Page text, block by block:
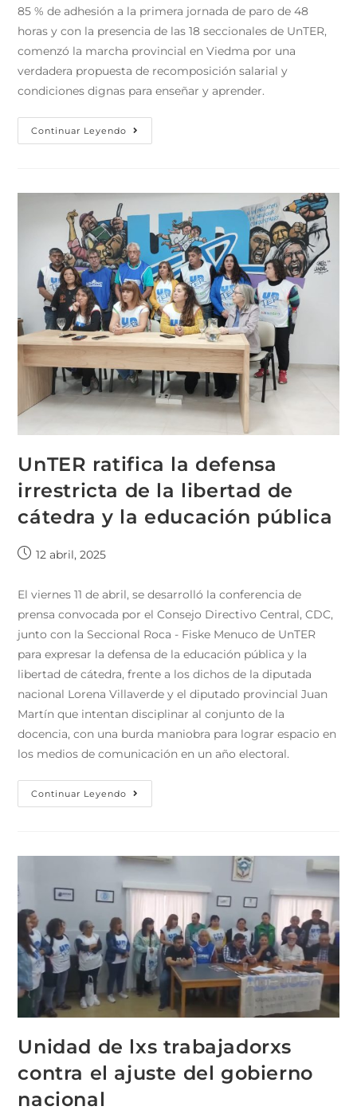
85 % de adhesión a la primera jornada de paro de 48
horas y con la presencia de las 18 seccionales de UnTER,
comenzó la marcha provincial en Viedma por una
verdadera propuesta de recomposición salarial y
condiciones dignas para enseñar y aprender.
Continuar Leyendo
UnTER ratifica la defensa
irrestricta de la libertad de
cátedra y la educación pública
12 abril, 2025
El viernes 11 de abril, se desarrolló la conferencia de
prensa convocada por el Consejo Directivo Central, CDC,
junto con la Seccional Roca - Fiske Menuco de UnTER
para expresar la defensa de la educación pública y la
libertad de cátedra, frente a los dichos de la diputada
nacional Lorena Villaverde y el diputado provincial Juan
Martín que intentan disciplinar al conjunto de la
docencia, con una burda maniobra para lograr espacio en
los medios de comunicación en un año electoral.
Continuar Leyendo
Unidad de lxs trabajadorxs
contra el ajuste del gobierno
nacional